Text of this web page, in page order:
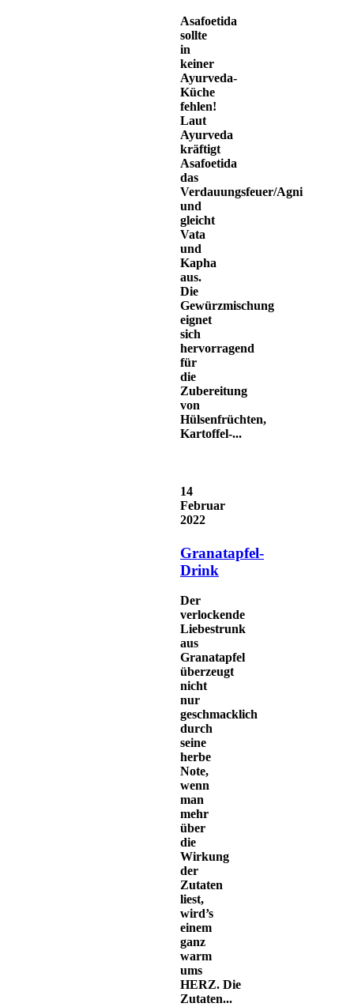
Asafoetida
sollte
in
keiner
Ayurveda-
Küche
fehlen!
Laut
Ayurveda
kräftigt
Asafoetida
das
Verdauungsfeuer/Agni
und
gleicht
Vata
und
Kapha
aus.
Die
Gewürzmischung
eignet
sich
hervorragend
für
die
Zubereitung
von
Hülsenfrüchten,
Kartoffel-...
14
Februar
2022
Granatapfel-
Drink
Der
verlockende
Liebestrunk
aus
Granatapfel
überzeugt
nicht
nur
geschmacklich
durch
seine
herbe
Note,
wenn
man
mehr
über
die
Wirkung
der
Zutaten
liest,
wird’s
einem
ganz
warm
ums
HERZ. Die
Zutaten...